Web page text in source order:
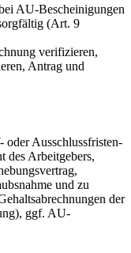
AU-Bescheinigungen
(Art. 9
verifizieren,
Antrag und
oder Ausschlussfristen-
des Arbeitgebers,
und zu
der
ggf. AU-